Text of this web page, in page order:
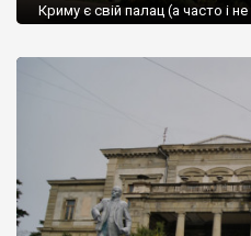
Криму є свій палац (а часто і